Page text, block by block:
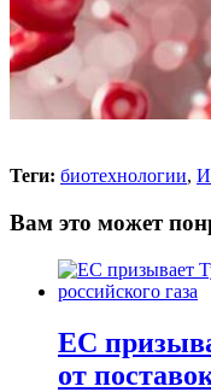
Теги: биотехнологии,
Вам это может
ЕС
от